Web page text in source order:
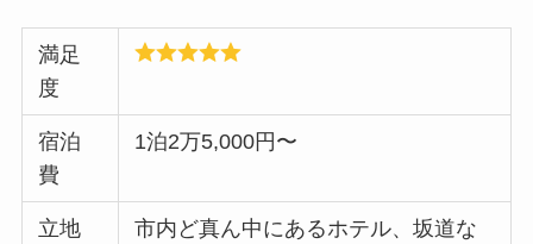
満足
度
宿泊
費
1泊2万5,000円〜
立地
市内ど真ん中にあるホテル、坂道な